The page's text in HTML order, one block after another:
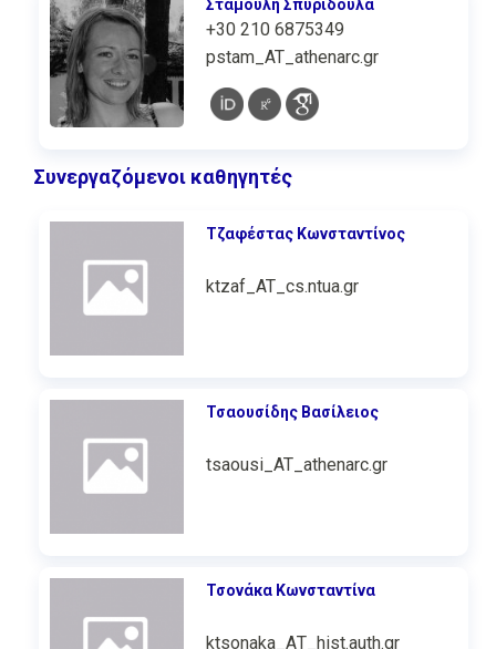
Σταμούλη Σπυριδούλα
+30 210 6875349
pstam_AT_athenarc.gr
Συνεργαζόμενοι καθηγητές
Τζαφέστας Κωνσταντίνος
ktzaf_AT_cs.ntua.gr
Τσαουσίδης Βασίλειος
tsaousi_AT_athenarc.gr
Τσονάκα Κωνσταντίνα
ktsonaka_ΑΤ_hist.auth.gr